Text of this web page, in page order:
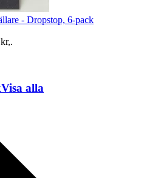
- Dropstop, 6-pack
,.
Visa alla